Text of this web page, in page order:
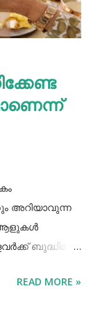
മാ...
അറിയാവുന്ന
ആളുകൾ
ബുദ്ധിമുട്ട്
നമ്മൾ
READ MORE »